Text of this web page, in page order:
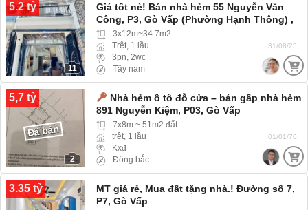
5.2 tỷ
11
Giá tốt nè! Bán nhà hẻm 55 Nguyễn Văn
Công, P3, Gò Vấp (Phường Hạnh Thông) ,
cách hẻm xe tải vài bước chân
3x12m~34.7m2
Trệt, 1 lầu
3pn, 2wc
Tây nam
31/08/25
5,7 tỷ
2
Đã bán
Nhà hẻm ô tô đỗ cửa – bán gấp nhà hẻm
891 Nguyễn Kiệm, P03, Gò Vấp
7x8m ~ 51m2 đất
trệt, 1 lầu
Kxđ
Đông bắc
01/01/70
3.35 tỷ
MT giá rẻ, Mua đất tặng nhà.! Đường số 7,
P7, Gò Vấp